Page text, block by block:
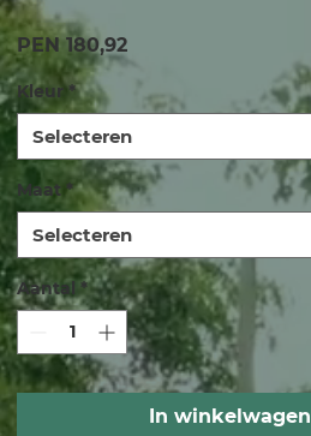
PEN 180,92Prijs
Kleur *
Selecteren
Maat *
Selecteren
Aantal *
In winkelwagen